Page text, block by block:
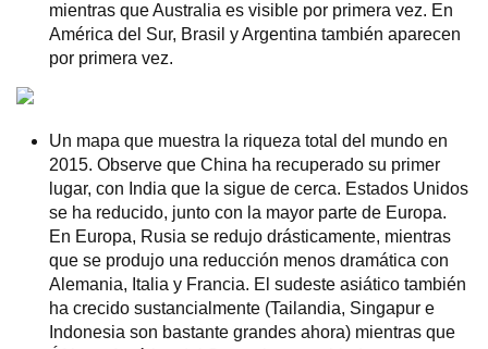
mientras que Australia es visible por primera vez. En
América del Sur, Brasil y Argentina también aparecen
por primera vez.
Un mapa que muestra la riqueza total del mundo en
2015. Observe que China ha recuperado su primer
lugar, con India que la sigue de cerca. Estados Unidos
se ha reducido, junto con la mayor parte de Europa.
En Europa, Rusia se redujo drásticamente, mientras
que se produjo una reducción menos dramática con
Alemania, Italia y Francia. El sudeste asiático también
ha crecido sustancialmente (Tailandia, Singapur e
Indonesia son bastante grandes ahora) mientras que